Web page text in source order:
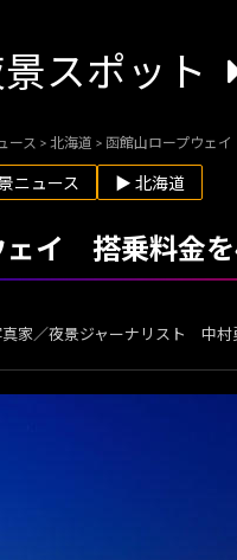
スポット
ース > 北海道 > 函館山ロープウェ
ニュース ▶ 北海道
ェイ 搭乗料金
真家／夜景ジャーナリスト 中村